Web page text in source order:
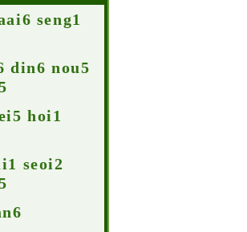
seng1
din6 nou5
hoi1
seoi2